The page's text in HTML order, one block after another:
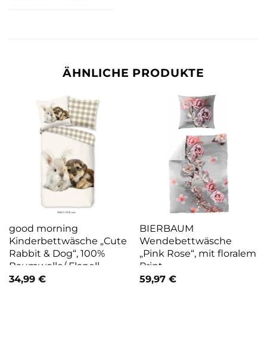
ÄHNLICHE PRODUKTE
good morning
Kinderbettwäsche „Cute
Rabbit & Dog“, 100%
Baumwolle/ Flanell
(Biber)
34,99 €
BIERBAUM
Wendebettwäsche
„Pink Rose“, mit floralem
Print
59,97 €